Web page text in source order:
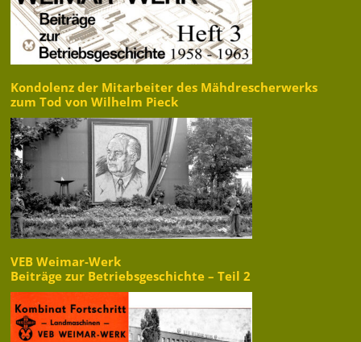
Kondolenz der Mitarbeiter des Mähdrescherwerks
zum Tod von Wilhelm Pieck
VEB Weimar-Werk
Beiträge zur Betriebsgeschichte – Teil 2